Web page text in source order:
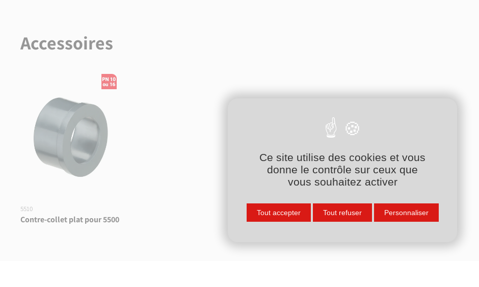
Accessoires
5510
Contre-collet plat pour 5500
Ce site utilise des cookies et vous
donne le contrôle sur ceux que
vous souhaitez activer
Tout accepter Tout refuser Personnaliser